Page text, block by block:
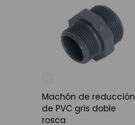
Machón de reducción
de PVC gris doble
rosca